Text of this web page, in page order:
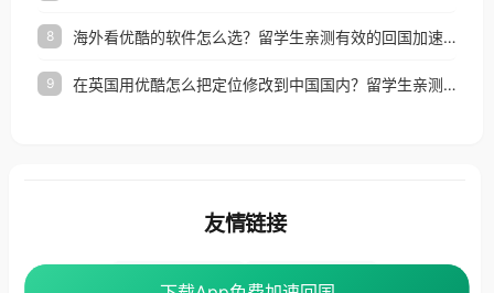
8 海外看优酷的软件怎么选？留学生亲测有效的回国加速方案
9 在英国用优酷怎么把定位修改到中国国内？留学生亲测有效的回国加速方案
友情链接